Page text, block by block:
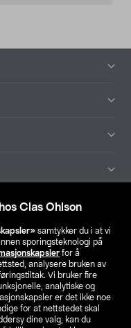
Clas Ohlson
samtykker du i at vi
sporingsteknologi på
for å
analysere bruken av
Vi bruker fire
analytiske og
er det ikke noe
for at nettstedet skal
dine valg, kan du